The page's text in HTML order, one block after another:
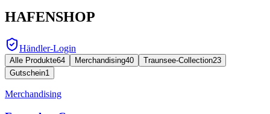
HAFENSHOP
Händler-Login
Alle Produkte64 Merchandising40 Traunsee-Collection23
Gutschein1
Merchandising